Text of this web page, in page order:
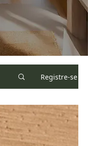
Registre-se